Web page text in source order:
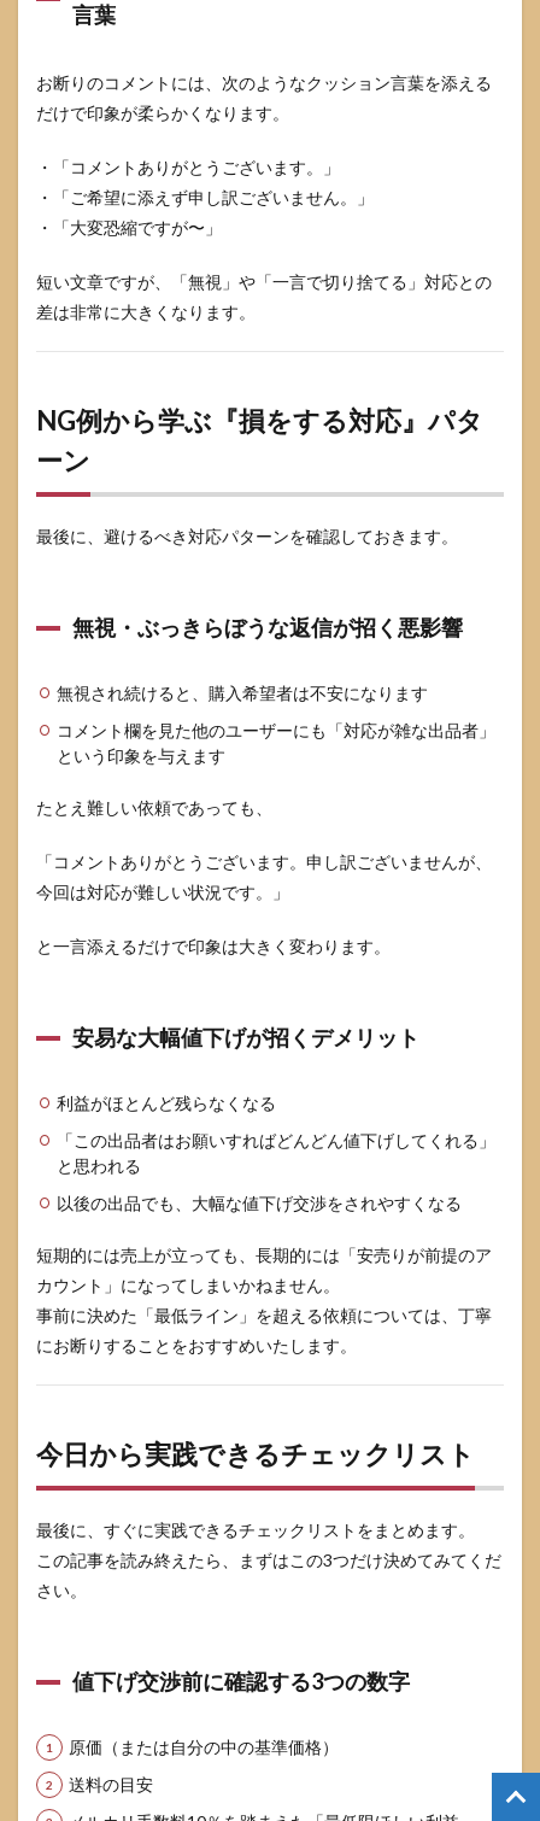
言葉
お断りのコメントには、次のようなクッション言葉を添える
だけで印象が柔らかくなります。
・「コメントありがとうございます。」
・「ご希望に添えず申し訳ございません。」
・「大変恐縮ですが〜」
短い文章ですが、「無視」や「一言で切り捨てる」対応との
差は非常に大きくなります。
NG例から学ぶ『損をする対応』パタ
ーン
最後に、避けるべき対応パターンを確認しておきます。
無視・ぶっきらぼうな返信が招く悪影響
無視され続けると、購入希望者は不安になります
コメント欄を見た他のユーザーにも「対応が雑な出品者」
という印象を与えます
たとえ難しい依頼であっても、
「コメントありがとうございます。申し訳ございませんが、
今回は対応が難しい状況です。」
と一言添えるだけで印象は大きく変わります。
安易な大幅値下げが招くデメリット
利益がほとんど残らなくなる
「この出品者はお願いすればどんどん値下げしてくれる」
と思われる
以後の出品でも、大幅な値下げ交渉をされやすくなる
短期的には売上が立っても、長期的には「安売りが前提のア
カウント」になってしまいかねません。
事前に決めた「最低ライン」を超える依頼については、丁寧
にお断りすることをおすすめいたします。
今日から実践できるチェックリスト
最後に、すぐに実践できるチェックリストをまとめます。
この記事を読み終えたら、まずはこの3つだけ決めてみてくだ
さい。
値下げ交渉前に確認する3つの数字
原価（または自分の中の基準価格）
送料の目安